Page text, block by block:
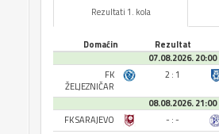
Rezultati 1. kola
Domaćin Rezultat
07.08.2026. 20:00
FK
ŽELJEZNIČAR
2 : 1
08.08.2026. 21:00
FK SARAJEVO
- : -